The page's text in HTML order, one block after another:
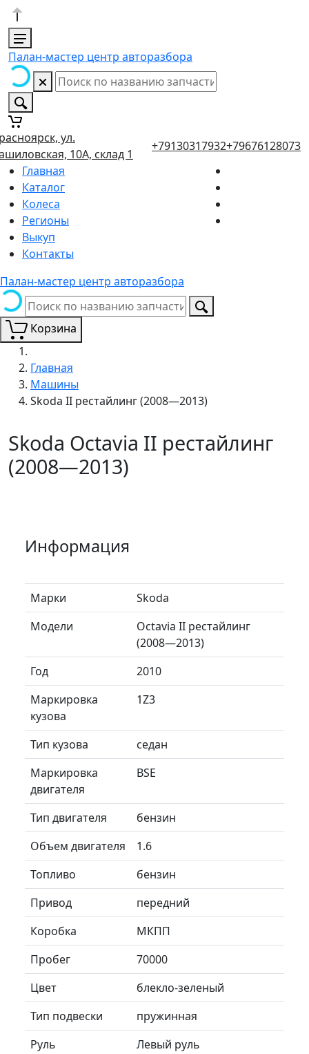
Палан-мастер центр авторазбора
ул.
10А, склад 1
+79130317932+79676128073
Главная
Каталог
Колеса
Регионы
Выкуп
Контакты
Палан-мастер центр авторазбора
Корзина
Главная
Машины
Skoda II рестайлинг (2008—2013)
Skoda Octavia II рестайлинг
(2008—2013)
Информация
Марки
Skoda
Модели
Octavia II рестайлинг
(2008—2013)
Год
2010
Маркировка
кузова
1Z3
Тип кузова
седан
Маркировка
двигателя
BSE
Тип двигателя
бензин
Объем двигателя
1.6
Топливо
бензин
Привод
передний
Коробка
МКПП
Пробег
70000
Цвет
блекло-зеленый
Тип подвески
пружинная
Руль
Левый руль